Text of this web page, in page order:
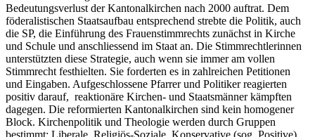
Bedeutungsverlust der Kantonalkirchen nach 2000 auftrat. Dem
föderalistischen Staatsaufbau entsprechend strebte die Politik, auch
die SP, die Einführung des Frauenstimmrechts zunächst in Kirche
und Schule und anschliessend im Staat an. Die Stimmrechtlerinnen
unterstützten diese Strategie, auch wenn sie immer am vollen
Stimmrecht festhielten. Sie forderten es in zahlreichen Petitionen
und Eingaben. Aufgeschlossene Pfarrer und Politiker reagierten
positiv darauf, reaktionäre Kirchen- und Staatsmänner kämpften
dagegen. Die reformierten Kantonalkirchen sind kein homogener
Block. Kirchenpolitik und Theologie werden durch Gruppen